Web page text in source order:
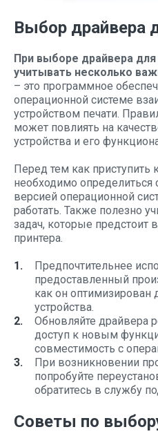
Выбор драйвера
При выборе драйвера для
учитывать несколько
– это программное
операционной системе
устройством печати.
может повлиять на
устройства и его
Перед тем как приступить
необходимо
версией операционной
работать. Также полезно
задач, которые
принтера.
Предпочтительнее
предоставленный
как он оптимизирован
устройства.
Обновляйте драйвера
доступ к новым
совместимость с
При возникновении
попробуйте
обратитесь в службу
Советы по